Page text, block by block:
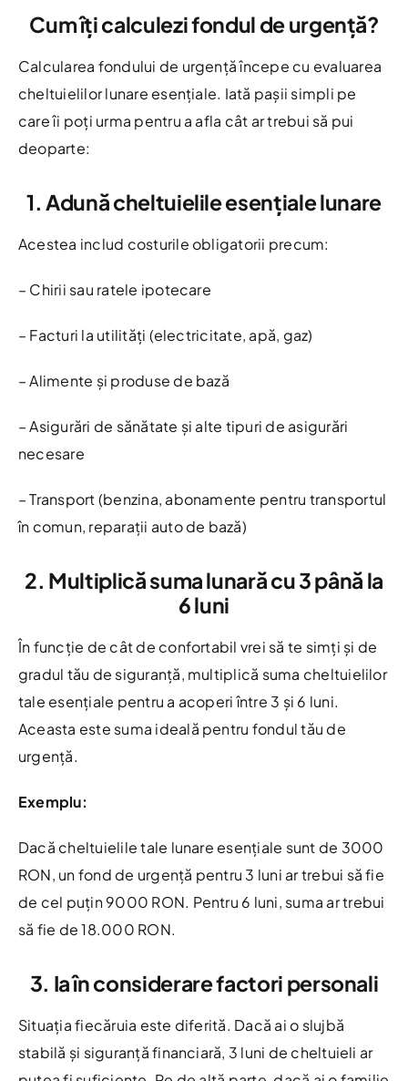
Cum îți calculezi fondul de urgență?
Calcularea fondului de urgență începe cu evaluarea
cheltuielilor lunare esențiale. Iată pașii simpli pe
care îi poți urma pentru a afla cât ar trebui să pui
deoparte:
1. Adună cheltuielile esențiale lunare
Acestea includ costurile obligatorii precum:
– Chirii sau ratele ipotecare
– Facturi la utilități (electricitate, apă, gaz)
– Alimente și produse de bază
– Asigurări de sănătate și alte tipuri de asigurări
necesare
– Transport (benzina, abonamente pentru transportul
în comun, reparații auto de bază)
2. Multiplică suma lunară cu 3 până la
6 luni
În funcție de cât de confortabil vrei să te simți și de
gradul tău de siguranță, multiplică suma cheltuielilor
tale esențiale pentru a acoperi între 3 și 6 luni.
Aceasta este suma ideală pentru fondul tău de
urgență.
Exemplu:
Dacă cheltuielile tale lunare esențiale sunt de 3000
RON, un fond de urgență pentru 3 luni ar trebui să fie
de cel puțin 9000 RON. Pentru 6 luni, suma ar trebui
să fie de 18.000 RON.
3. Ia în considerare factori personali
Situația fiecăruia este diferită. Dacă ai o slujbă
stabilă și siguranță financiară, 3 luni de cheltuieli ar